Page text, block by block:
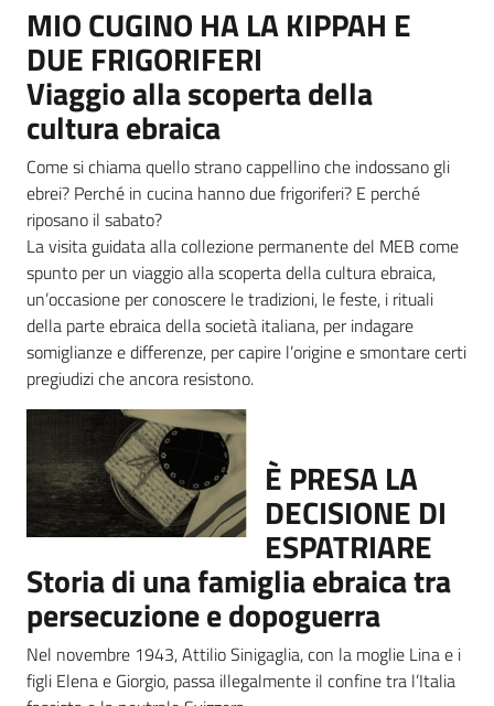
MIO CUGINO HA LA KIPPAH E
DUE FRIGORIFERI
Viaggio alla scoperta della
cultura ebraica
Come si chiama quello strano cappellino che indossano gli
ebrei? Perché in cucina hanno due frigoriferi? E perché
riposano il sabato?
La visita guidata alla collezione permanente del MEB come
spunto per un viaggio alla scoperta della cultura ebraica,
un’occasione per conoscere le tradizioni, le feste, i rituali
della parte ebraica della società italiana, per indagare
somiglianze e differenze, per capire l’origine e smontare certi
pregiudizi che ancora resistono.
È PRESA LA
DECISIONE DI
ESPATRIARE
Storia di una famiglia ebraica tra
persecuzione e dopoguerra
Nel novembre 1943, Attilio Sinigaglia, con la moglie Lina e i
figli Elena e Giorgio, passa illegalmente il confine tra l’Italia